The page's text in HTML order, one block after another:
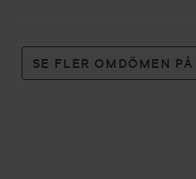
SE FLER OMDÖMEN